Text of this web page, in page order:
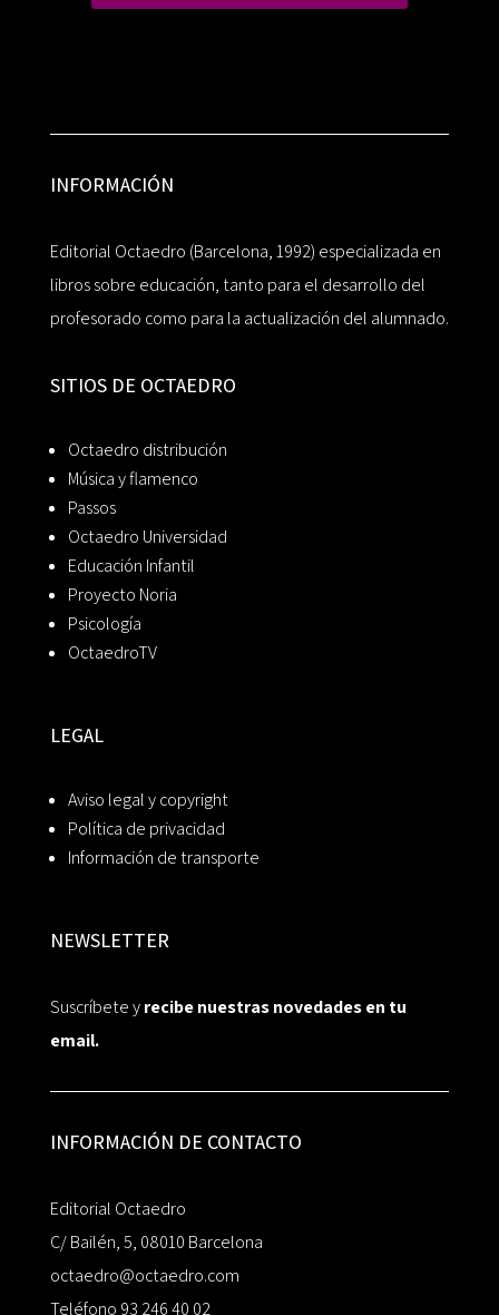
INFORMACIÓN
Editorial Octaedro (Barcelona, 1992) especializada en
libros sobre educación, tanto para el desarrollo del
profesorado como para la actualización del alumnado.
SITIOS DE OCTAEDRO
Octaedro distribución
Música y flamenco
Passos
Octaedro Universidad
Educación Infantil
Proyecto Noria
Psicología
OctaedroTV
LEGAL
Aviso legal y copyright
Política de privacidad
Información de transporte
NEWSLETTER
Suscríbete yrecibe nuestras novedades en tu
email.
INFORMACIÓN DE CONTACTO
Editorial Octaedro
C/ Bailén, 5, 08010 Barcelona
octaedro@octaedro.com
Teléfono 93 246 40 02